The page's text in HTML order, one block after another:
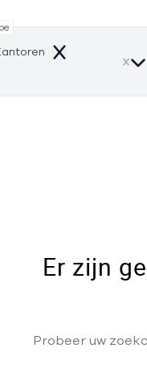
Remove
Er zijn
Probeer uw